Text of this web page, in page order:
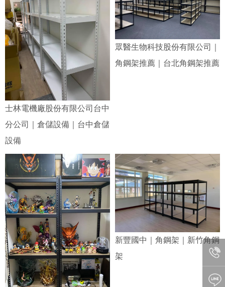
士林電機廠股份有限公司台中
分公司｜倉儲設備｜台中倉儲
設備
眾醫生物科技股份有限公司｜
角鋼架推薦｜台北角鋼架推薦
新豐國中｜角鋼架｜新竹角鋼
架